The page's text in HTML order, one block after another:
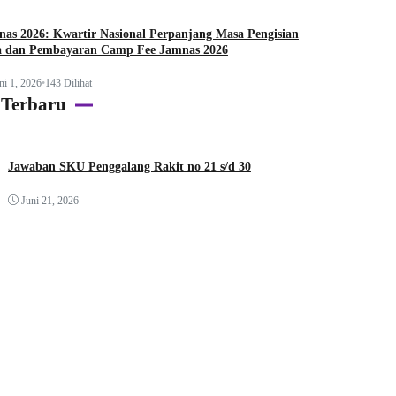
2026: Kwartir Nasional Perpanjang Masa Pengisian
dan Pembayaran Camp Fee Jamnas 2026
1, 2026•143 Dilihat
Jawaban SKU Penggalang Rakit no 21 s/d 30
Juni 21, 2026